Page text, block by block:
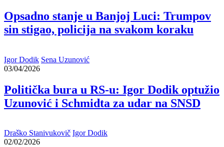
Opsadno stanje u Banjoj Luci: Trumpov
sin stigao, policija na svakom koraku
Igor Dodik Sena Uzunović
03/04/2026
Politička bura u RS-u: Igor Dodik optužio
Uzunović i Schmidta za udar na SNSD
Draško Stanivukovič Igor Dodik
02/02/2026